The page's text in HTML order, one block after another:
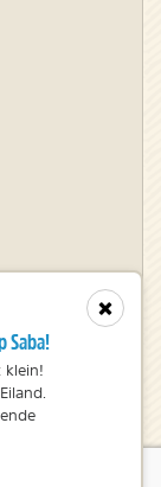
Sluit
Saba!
klein!